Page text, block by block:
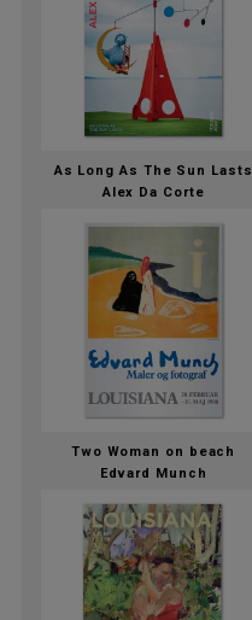
As Long As The Sun Lasts
Alex Da Corte
Two Woman on beach
Edvard Munch